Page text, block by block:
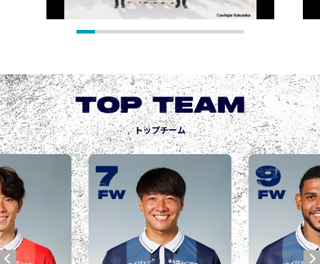
TOP TEAM
トップチーム
9
FW
城後 寿
JOGO Hisashi
10
FW